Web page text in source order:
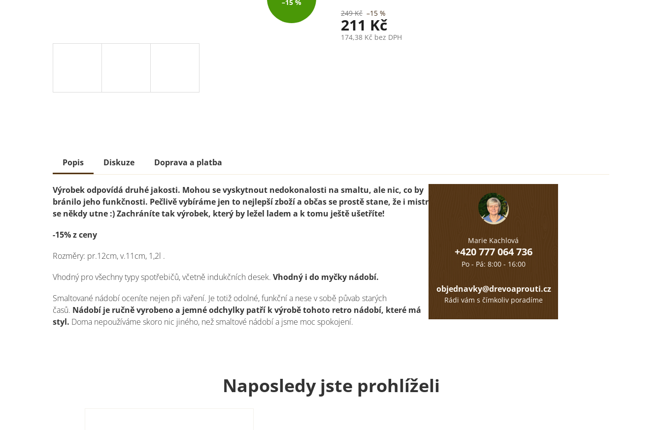
–15 %
249 Kč –15 %
211 Kč
174,38 Kč bez DPH
Popis Diskuze Doprava a platba
Výrobek odpovídá druhé jakosti. Mohou se vyskytnout nedokonalosti na smaltu, ale nic, co by
bránilo jeho funkčnosti. Pečlivě vybíráme jen to nejlepší zboží a občas se prostě stane, že i mistr
se někdy utne :) Zachráníte tak výrobek, který by ležel ladem a k tomu ještě ušetříte!
-15% z ceny
Rozměry: pr.12cm, v.11cm, 1,2l .
Vhodný pro všechny typy spotřebičů, včetně indukčních desek. Vhodný i do myčky nádobí.
Smaltované nádobí oceníte nejen při vaření. Je totiž odolné, funkční a nese v sobě půvab starých
časů. Nádobí je ručně vyrobeno a jemné odchylky patří k výrobě tohoto retro nádobí, které má
styl. Doma nepoužíváme skoro nic jiného, než smaltové nádobí a jsme moc spokojení.
Marie Kachlová
+420 777 064 736
Po - Pá: 8:00 - 16:00
objednavky@drevoaprouti.cz
Rádi vám s čímkoliv poradíme
Naposledy jste prohlíželi